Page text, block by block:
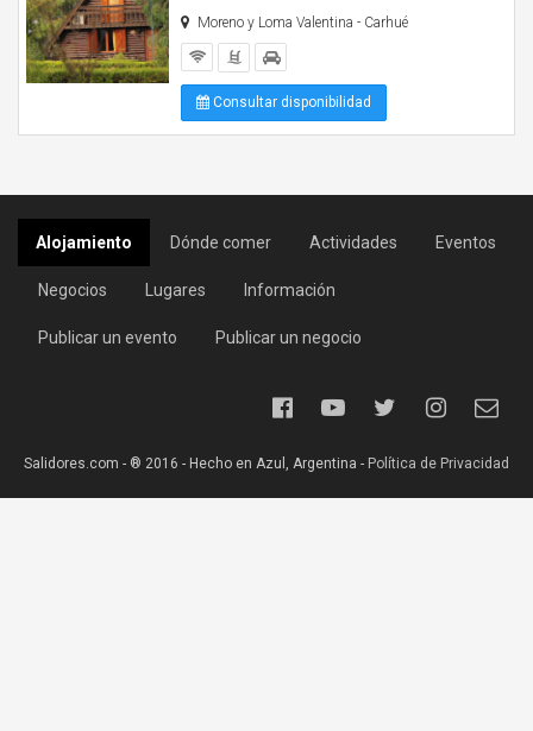
Moreno y Loma Valentina - Carhué
Consultar disponibilidad
Alojamiento Dónde comer Actividades Eventos
Negocios Lugares Información
Publicar un evento Publicar un negocio
Salidores.com - ® 2016 - Hecho en Azul, Argentina - Política de Privacidad